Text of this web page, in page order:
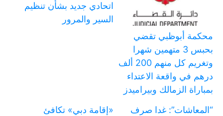
محكمة أبوظبي تقضي
بحبس 3 متهمين شهرا
وتغريم كل منهم 200 ألف
درهم في واقعة الاعتداء
بمباراة الزمالك وبيراميدز
اتحادي جديد بشأن تنظيم
السير والمرور
“المعاشات”: غدا صرف
«إقامة دبي» تكافئ